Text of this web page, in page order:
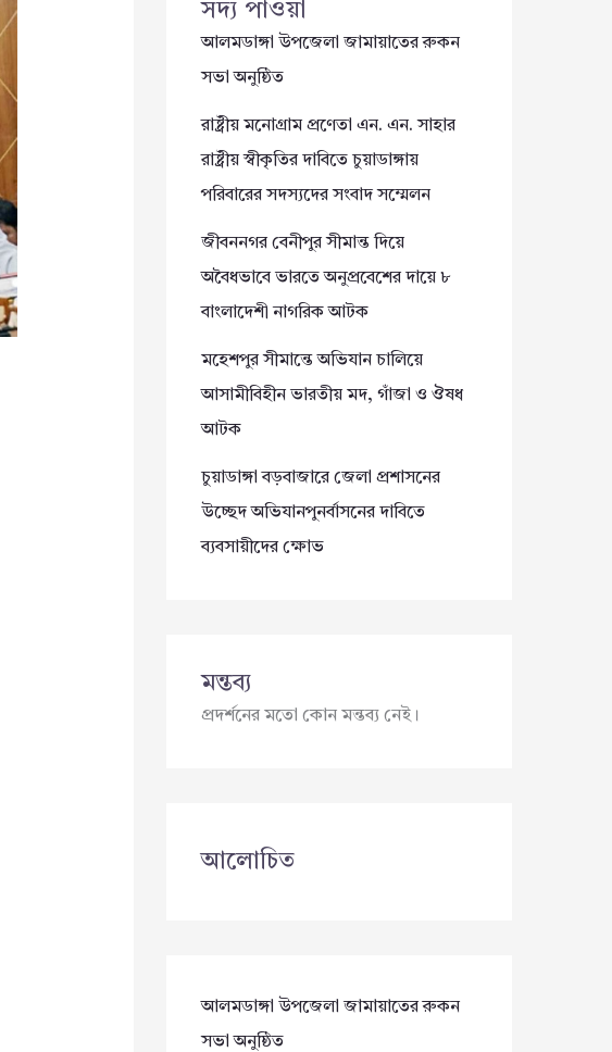
সদ্য পাওয়া
আলমডাঙ্গা উপজেলা জামায়াতের রুকন
সভা অনুষ্ঠিত
রাষ্ট্রীয় মনোগ্রাম প্রণেতা এন. এন. সাহার
রাষ্ট্রীয় স্বীকৃতির দাবিতে চুয়াডাঙ্গায়
পরিবারের সদস্যদের সংবাদ সম্মেলন
জীবননগর বেনীপুর সীমান্ত দিয়ে
অবৈধভাবে ভারতে অনুপ্রবেশের দায়ে ৮
বাংলাদেশী নাগরিক আটক
মহেশপুর সীমান্তে অভিযান চালিয়ে
আসামীবিহীন ভারতীয় মদ, গাঁজা ও ঔষধ
আটক
চুয়াডাঙ্গা বড়বাজারে জেলা প্রশাসনের
উচ্ছেদ অভিযানপুনর্বাসনের দাবিতে
ব্যবসায়ীদের ক্ষোভ
মন্তব্য
প্রদর্শনের মতো কোন মন্তব্য নেই।
আলোচিত
আলমডাঙ্গা উপজেলা জামায়াতের রুকন
সভা অনুষ্ঠিত